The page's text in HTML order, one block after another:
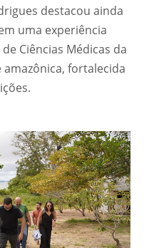
destacou ainda
uma experiência
Ciências Médicas da
amazônica, fortalecida